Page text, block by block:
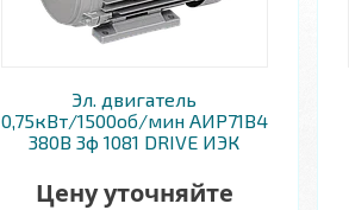
Эл. двигатель
0,75кВт/1500об/мин АИР71B4
380В 3ф 1081 DRIVE ИЭК
Цену уточняйте